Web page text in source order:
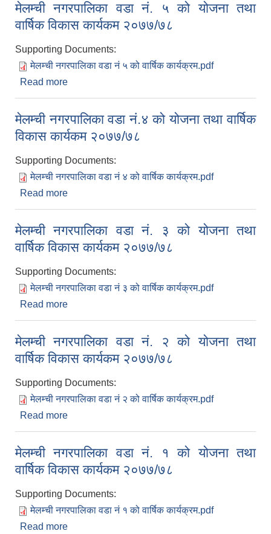
मेलम्ची नगरपालिका वडा नं. ५ को योजना तथा
वार्षिक विकास कार्यकम २०७७/७८
Supporting Documents:
मेलम्ची नगरपालिका वडा नं ५ को वार्षिक कार्यक्रम.pdf
Read more
मेलम्ची नगरपालिका वडा नं.४ को योजना तथा वार्षिक
विकास कार्यकम २०७७/७८
Supporting Documents:
मेलम्ची नगरपालिका वडा नं ४ को वार्षिक कार्यक्रम.pdf
Read more
मेलम्ची नगरपालिका वडा नं. ३ को योजना तथा
वार्षिक विकास कार्यकम २०७७/७८
Supporting Documents:
मेलम्ची नगरपालिका वडा नं ३ को वार्षिक कार्यक्रम.pdf
Read more
मेलम्ची नगरपालिका वडा नं. २ को योजना तथा
वार्षिक विकास कार्यकम २०७७/७८
Supporting Documents:
मेलम्ची नगरपालिका वडा नं २ को वार्षिक कार्यक्रम.pdf
Read more
मेलम्ची नगरपालिका वडा नं. १ को योजना तथा
वार्षिक विकास कार्यकम २०७७/७८
Supporting Documents:
मेलम्ची नगरपालिका वडा नं १ को वार्षिक कार्यक्रम.pdf
Read more